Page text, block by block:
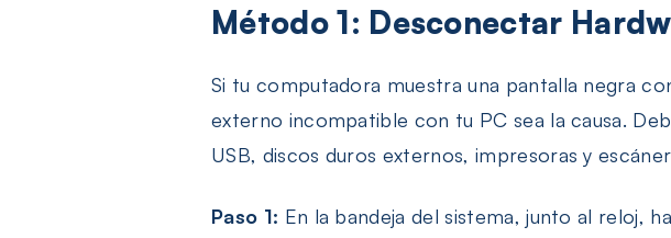
Método 1: Desconectar
Si tu computadora muestra una pantalla negra
externo incompatible con tu PC sea la causa.
USB, discos duros externos, impresoras y
Paso 1: En la bandeja del sistema, junto al reloj,